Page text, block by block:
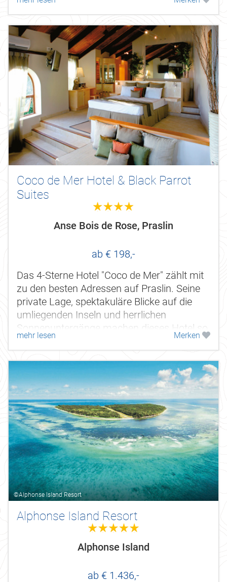
gepaart mit traditioneller...
Coco de Mer Hotel & Black Parrot
Suites
4.0
Anse Bois de Rose, Praslin
ab € 198,-
Das 4-Sterne Hotel "Coco de Mer" zählt mit
zu den besten Adressen auf Praslin. Seine
private Lage, spektakuläre Blicke auf die
umliegenden Inseln und herrlichen
Sonnenuntergänge machen dieses Hotel so
unvergleichlich. Seinen Namen...
mehr lesen Merken
©Alphonse Island Resort
Alphonse Island Resort
5.0
Alphonse Island
ab € 1.436,-